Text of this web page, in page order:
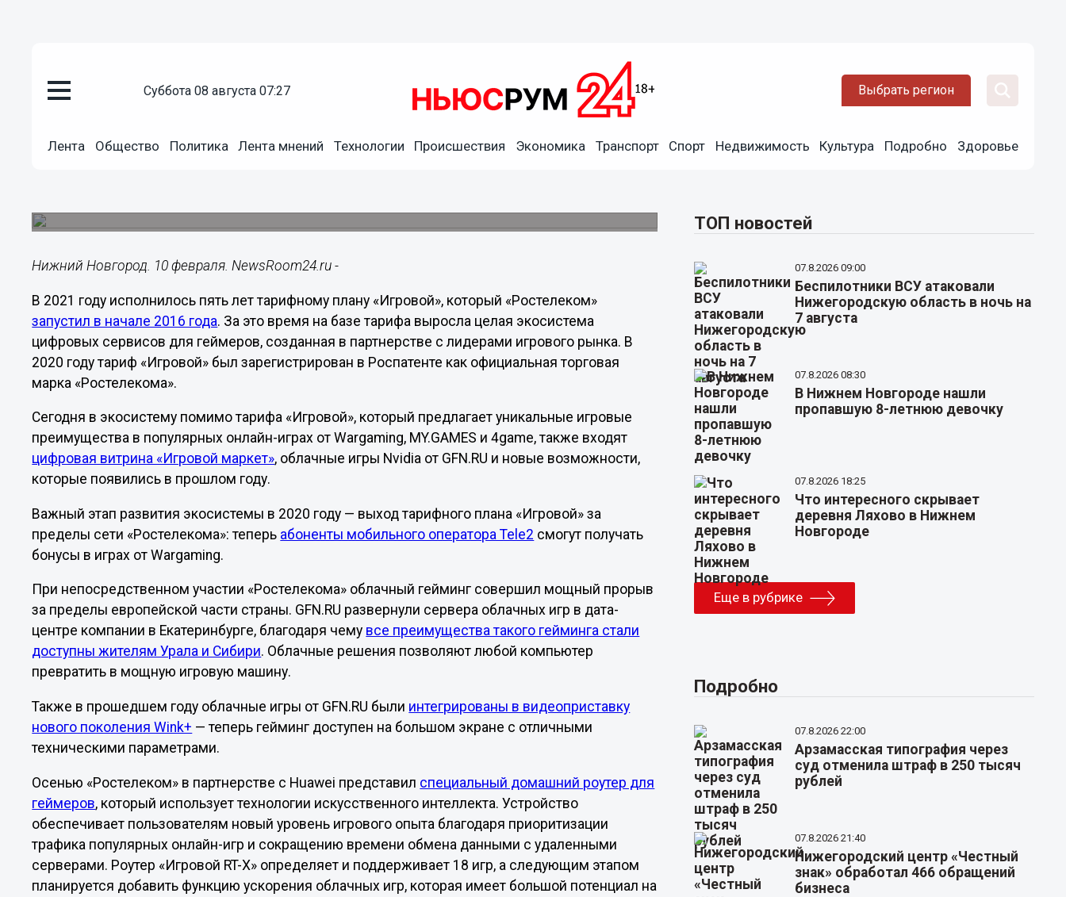
суббота 08 августа 07:27 Выбрать регион
Лента Общество Политика Лента мнений Технологии Происшествия Экономика Транспорт Спорт Недвижимость Культура Подробно Здоровье
10.02.202113:42
Нижний Новгород. 10 февраля. NewsRoom24.ru -
В 2021 году исполнилось пять лет тарифному плану «Игровой», который «Ростелеком»
запустил в начале 2016 года. За это время на базе тарифа выросла целая экосистема
цифровых сервисов для геймеров, созданная в партнерстве с лидерами игрового рынка. В
2020 году тариф «Игровой» был зарегистрирован в Роспатенте как официальная торговая
марка «Ростелекома».
Сегодня в экосистему помимо тарифа «Игровой», который предлагает уникальные игровые
преимущества в популярных онлайн-играх от Wargaming, MY.GAMES и 4game, также входят
цифровая витрина «Игровой маркет», облачные игры Nvidia от GFN.RU и новые возможности,
которые появились в прошлом году.
Важный этап развития экосистемы в 2020 году — выход тарифного плана «Игровой» за
пределы сети «Ростелекома»: теперь абоненты мобильного оператора Tele2 смогут получать
бонусы в играх от Wargaming.
При непосредственном участии «Ростелекома» облачный гейминг совершил мощный прорыв
за пределы европейской части страны. GFN.RU развернули сервера облачных игр в дата-
центре компании в Екатеринбурге, благодаря чему все преимущества такого гейминга стали
доступны жителям Урала и Сибири. Облачные решения позволяют любой компьютер
превратить в мощную игровую машину.
Также в прошедшем году облачные игры от GFN.RU были интегрированы в видеоприставку
нового поколения Wink+ — теперь гейминг доступен на большом экране с отличными
техническими параметрами.
Осенью «Ростелеком» в партнерстве с Huawei представил специальный домашний роутер для
геймеров, который использует технологии искусственного интеллекта. Устройство
обеспечивает пользователям новый уровень игрового опыта благодаря приоритизации
трафика популярных онлайн-игр и сокращению времени обмена данными с удаленными
серверами. Роутер «Игровой RT-X» определяет и поддерживает 18 игр, а следующим этапом
планируется добавить функцию ускорения облачных игр, которая имеет большой потенциал на
ТОП новостей
07.8.2026 09:00
Беспилотники ВСУ атаковали
Нижегородскую область в ночь на
7 августа
07.8.2026 08:30
В Нижнем Новгороде нашли
пропавшую 8-летнюю девочку
07.8.2026 18:25
Что интересного скрывает
деревня Ляхово в Нижнем
Новгороде
Еще в рубрике
Подробно
07.8.2026 22:00
Арзамасская типография через
суд отменила штраф в 250 тысяч
рублей
07.8.2026 21:40
Нижегородский центр «Честный
знак» обработал 466 обращений
бизнеса